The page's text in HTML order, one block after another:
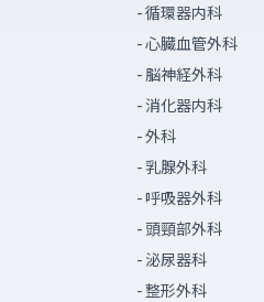
循環器内科
心臓血管外科
脳神経外科
消化器内科
外科
乳腺外科
呼吸器外科
頭頸部外科
泌尿器科
整形外科